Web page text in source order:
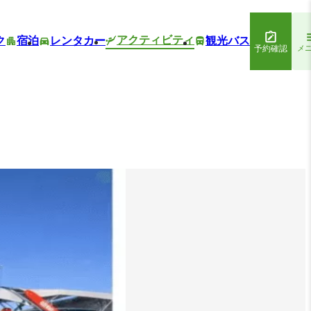
宿泊 レンタカー アクティビティ 観光バス
予約確認 メ